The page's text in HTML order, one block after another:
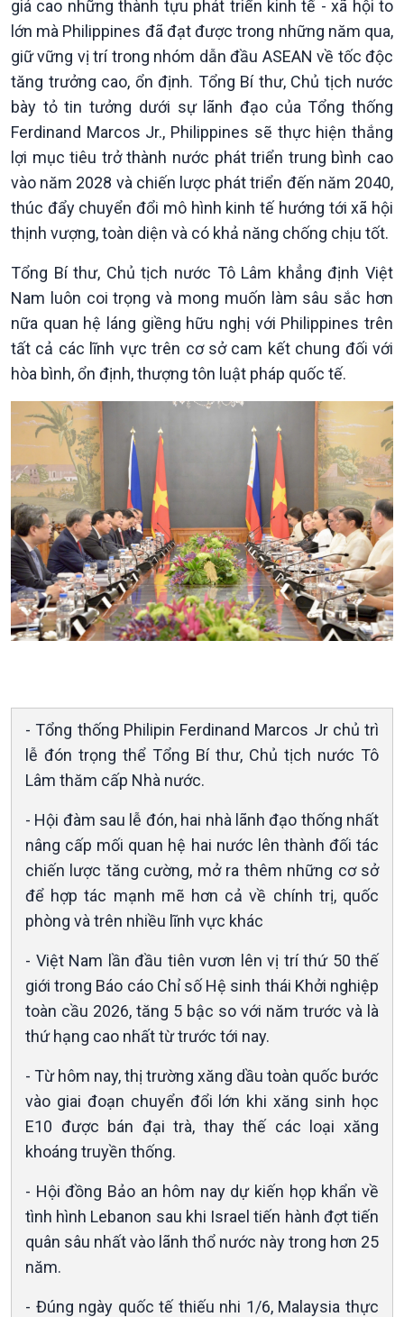
Sức sống hàng Việt
Khởi nghiệp
Tuyên chiến với gian lận
thương mại
Biển đảo Việt Nam
Tâm tình biên giới và hải
đảo
Tìm hiểu biển, đảo Việt
Nam
Xã hội
Tin Đời sống & Xã hội
360 độ Sức khỏe
Chuyển đổi Xanh
Tài nguyên và Môi trường
Chuyên gia của bạn
Xã hội chuyển động
Bước chân đến trường
Khoa học & Công nghệ
Tin Khoa học & Công nghệ
Kết nối công nghệ
Sống chung với biến đổi
khí hậu
Văn hoá & Du lịch
Tin Văn hoá & Du lịch
Chát với người nổi tiếng
Câu chuyện Thể thao
Multimedia
Ảnh
Video
Infographic
E-Magazine
giá cao những thành tựu phát triển kinh tế - xã hội to
lớn mà Philippines đã đạt được trong những năm qua,
giữ vững vị trí trong nhóm dẫn đầu ASEAN về tốc độc
tăng trưởng cao, ổn định. Tổng Bí thư, Chủ tịch nước
bày tỏ tin tưởng dưới sự lãnh đạo của Tổng thống
Ferdinand Marcos Jr., Philippines sẽ thực hiện thắng
lợi mục tiêu trở thành nước phát triển trung bình cao
vào năm 2028 và chiến lược phát triển đến năm 2040,
thúc đẩy chuyển đổi mô hình kinh tế hướng tới xã hội
thịnh vượng, toàn diện và có khả năng chống chịu tốt.
Tổng Bí thư, Chủ tịch nước Tô Lâm khẳng định Việt
Nam luôn coi trọng và mong muốn làm sâu sắc hơn
nữa quan hệ láng giềng hữu nghị với Philippines trên
tất cả các lĩnh vực trên cơ sở cam kết chung đối với
hòa bình, ổn định, thượng tôn luật pháp quốc tế.
- Tổng thống Philipin Ferdinand Marcos Jr chủ trì
lễ đón trọng thể Tổng Bí thư, Chủ tịch nước Tô
Lâm thăm cấp Nhà nước.
- Hội đàm sau lễ đón, hai nhà lãnh đạo thống nhất
nâng cấp mối quan hệ hai nước lên thành đối tác
chiến lược tăng cường, mở ra thêm những cơ sở
để hợp tác mạnh mẽ hơn cả về chính trị, quốc
phòng và trên nhiều lĩnh vực khác
- Việt Nam lần đầu tiên vươn lên vị trí thứ 50 thế
giới trong Báo cáo Chỉ số Hệ sinh thái Khởi nghiệp
toàn cầu 2026, tăng 5 bậc so với năm trước và là
thứ hạng cao nhất từ trước tới nay.
- Từ hôm nay, thị trường xăng dầu toàn quốc bước
vào giai đoạn chuyển đổi lớn khi xăng sinh học
E10 được bán đại trà, thay thế các loại xăng
khoáng truyền thống.
- Hội đồng Bảo an hôm nay dự kiến họp khẩn về
tình hình Lebanon sau khi Israel tiến hành đợt tiến
quân sâu nhất vào lãnh thổ nước này trong hơn 25
năm.
- Đúng ngày quốc tế thiếu nhi 1/6, Malaysia thực